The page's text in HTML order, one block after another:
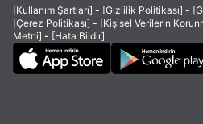
[Kullanım Şartları] - [Gizlilik Politikası] -
[Çerez Politikası] - [Kişisel Verilerin
Metni] - [Hata Bildir]